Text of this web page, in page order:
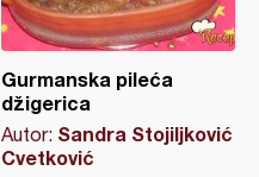
Gurmanska pileća
džigerica
Autor: Sandra Stojiljković
Cvetković